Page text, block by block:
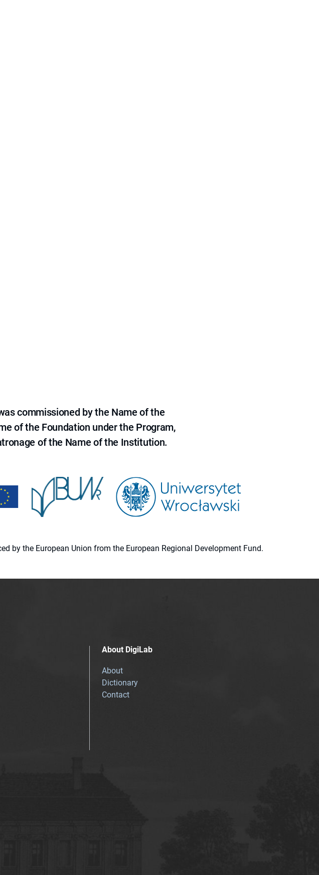
commissioned by the Name of the
of the Foundation under the Program,
of the Name of the Institution.
by the European Union from the European Regional Development Fund.
About DigiLab
About
Dictionary
Contact